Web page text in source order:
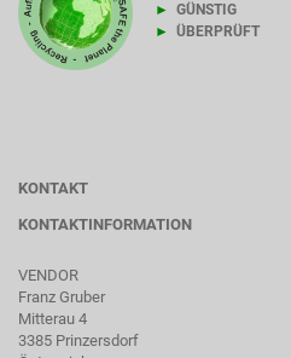
► GÜNSTIG
► ÜBERPRÜFT
KONTAKT
KONTAKTINFORMATION
VENDOR
Franz Gruber
Mitterau 4
3385 Prinzersdorf